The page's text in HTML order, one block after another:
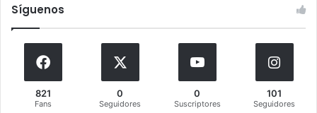
Síguenos
821
Fans
0
Seguidores
0
Suscriptores
101
Seguidores